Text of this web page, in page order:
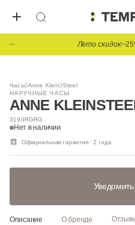
Лето скидок
Часы Anne Klein Steel
НАРУЧНЫЕ ЧАСЫ
ANNE KLEIN
3190RGRG
Нет в наличии
Официальная гарантия · 2 года
Описание О бренде